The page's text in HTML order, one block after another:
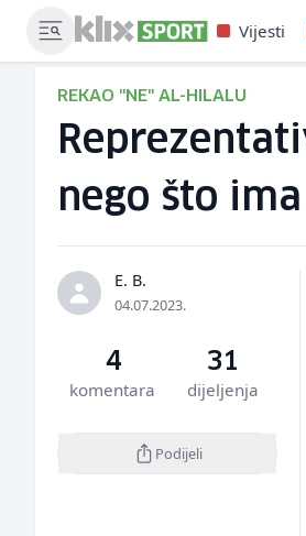
Vijesti
REKAO "NE" AL-HILALU
nego što
E. B.
04.07.2023.
4
komentara
31
dijeljenja
Podijeli